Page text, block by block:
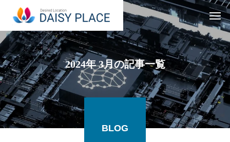
2024年 3月の記事一覧
BLOG